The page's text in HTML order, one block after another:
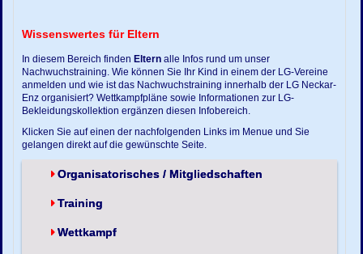
Wissenswertes für Eltern
In diesem Bereich finden Eltern alle Infos rund um unser
Nachwuchstraining. Wie können Sie Ihr Kind in einem der LG-Vereine
anmelden und wie ist das Nachwuchstraining innerhalb der LG Neckar-
Enz organisiert? Wettkampfpläne sowie Informationen zur LG-
Bekleidungskollektion ergänzen diesen Infobereich.
Klicken Sie auf einen der nachfolgenden Links im Menue und Sie
gelangen direkt auf die gewünschte Seite.
Organisatorisches / Mitgliedschaften
Training
Wettkampf